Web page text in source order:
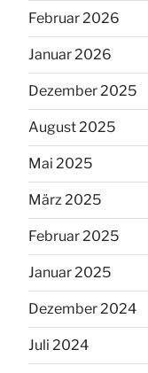
Februar 2026
Januar 2026
Dezember 2025
August 2025
Mai 2025
März 2025
Februar 2025
Januar 2025
Dezember 2024
Juli 2024